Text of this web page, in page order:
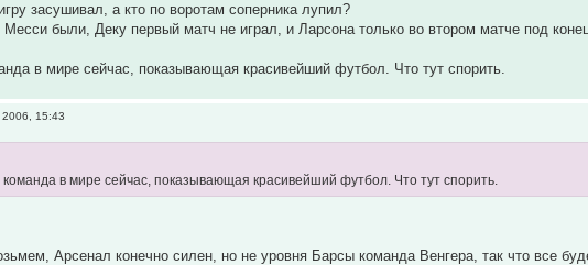
засушивал, а кто по воротам соперника лупил?
были, Деку первый матч не играл, и Ларсона только во втором матче под
в мире сейчас, показывающая красивейший футбол. Что тут спорить.
15:43
в мире сейчас, показывающая красивейший футбол. Что тут спорить.
Арсенал конечно силен, но не уровня Барсы команда Венгера, так что все